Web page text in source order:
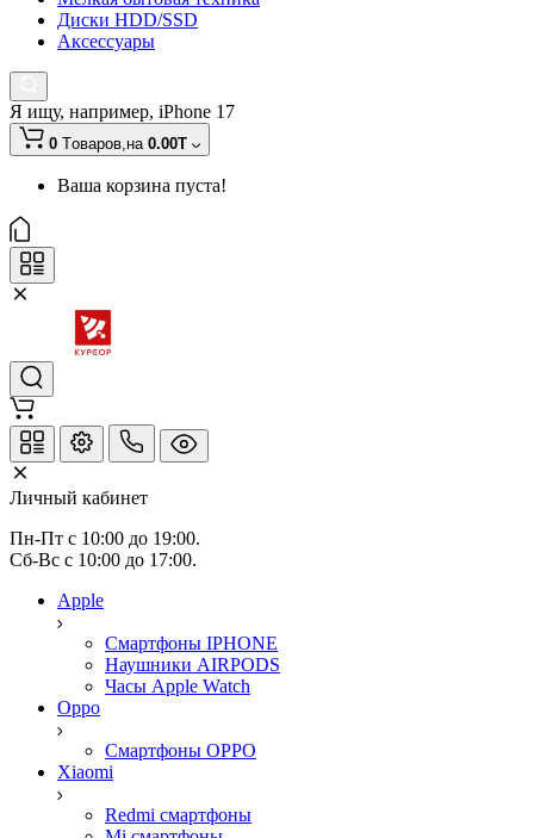
Диски HDD/SSD
Аксессуары
Я ищу, например, iPhone 17
0 Tоваров,на 0.00T
Ваша корзина пуста!
Личный кабинет
Пн-Пт с 10:00 до 19:00.
Сб-Вс с 10:00 до 17:00.
Apple
Смартфоны IPHONE
Наушники AIRPODS
Часы Apple Watch
Oppo
Смартфоны OPPO
Xiaomi
Redmi смартфоны